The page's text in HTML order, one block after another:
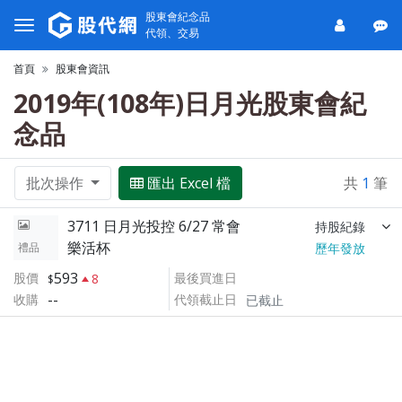
股東會紀念品
代領、交易
首頁 股東會資訊
2019年(108年)日月光股東會紀
念品
批次操作 匯出 Excel 檔 共 1 筆
禮品
3711 日月光投控 6/27 常會 持股紀錄
樂活杯
歷年發放
股價
593
8
收購 --
最後買進日
代領截止日
已截止